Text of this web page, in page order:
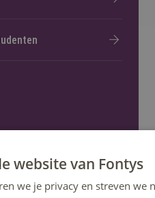
website van Fontys
we je privacy en streven we